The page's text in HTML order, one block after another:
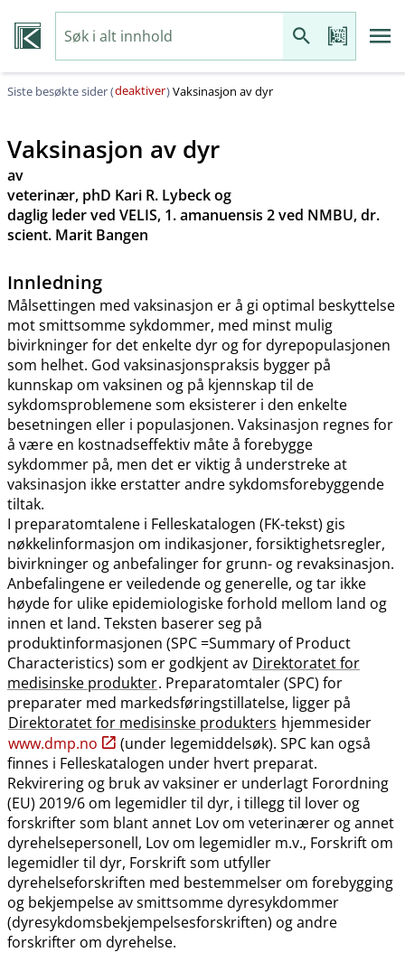
Siste besøkte sider (deaktiver)Vaksinasjon av dyr
Vaksinasjon av dyr
av
veterinær, phD Kari R. Lybeck og
daglig leder ved VELIS, 1. amanuensis 2 ved NMBU, dr.
scient. Marit Bangen
Innledning
Målsettingen med vaksinasjon er å gi optimal beskyttelse
mot smittsomme sykdommer, med minst mulig
bivirkninger for det enkelte dyr og for dyrepopulasjonen
som helhet. God vaksinasjonspraksis bygger på
kunnskap om vaksinen og på kjennskap til de
sykdomsproblemene som eksisterer i den enkelte
besetningen eller i populasjonen. Vaksinasjon regnes for
å være en kostnadseffektiv måte å forebygge
sykdommer på, men det er viktig å understreke at
vaksinasjon ikke erstatter andre sykdomsforebyggende
tiltak.
I preparatomtalene i Felleskatalogen (FK-tekst) gis
nøkkelinformasjon om indikasjoner, forsiktighetsregler,
bivirkninger og anbefalinger for grunn- og revaksinasjon.
Anbefalingene er veiledende og generelle, og tar ikke
høyde for ulike epidemiologiske forhold mellom land og
innen et land. Teksten baserer seg på
produktinformasjonen (SPC =Summary of Product
Characteristics) som er godkjent av Direktoratet for
medisinske produkter. Preparatomtaler (SPC) for
preparater med markedsføringstillatelse, ligger på
Direktoratet for medisinske produkters hjemmesider
www.dmp.no
(under legemiddelsøk). SPC kan også
finnes i Felleskatalogen under hvert preparat.
Rekvirering og bruk av vaksiner er underlagt Forordning
(EU) 2019/6 om legemidler til dyr, i tillegg til lover og
forskrifter som blant annet Lov om veterinærer og annet
dyrehelsepersonell, Lov om legemidler m.v., Forskrift om
legemidler til dyr, Forskrift som utfyller
dyrehelseforskriften med bestemmelser om forebygging
og bekjempelse av smittsomme dyresykdommer
(dyresykdomsbekjempelsesforskriften) og andre
forskrifter om dyrehelse.